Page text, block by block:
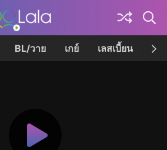
BL/วาย เกย์ เลสเบี้ยน เค